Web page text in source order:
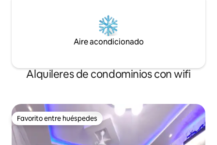
Aire acondicionado
Alquileres de condominios con wifi
Favorito entre huéspedes
Favorito entre huéspedes